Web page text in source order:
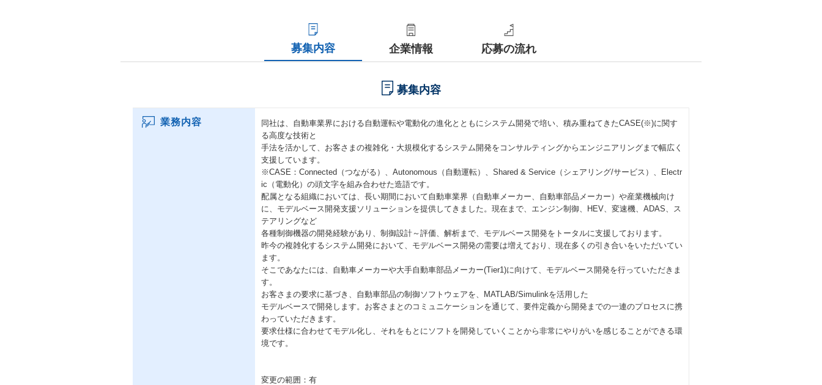
募集内容 企業情報 応募の流れ
募集内容
業務内容
同社は、自動車業界における自動運転や電動化の進化とともにシステム開発で培い、積み重ねてきたCASE(※)に関す
る高度な技術と
手法を活かして、お客さまの複雑化・大規模化するシステム開発をコンサルティングからエンジニアリングまで幅広く
支援しています。
※CASE：Connected（つながる）、Autonomous（自動運転）、Shared & Service（シェアリング/サービス）、Electr
ic（電動化）の頭文字を組み合わせた造語です。
配属となる組織においては、長い期間において自動車業界（自動車メーカー、自動車部品メーカー）や産業機械向け
に、モデルベース開発支援ソリューションを提供してきました。現在まで、エンジン制御、HEV、変速機、ADAS、ス
テアリングなど
各種制御機器の開発経験があり、制御設計～評価、解析まで、モデルベース開発をトータルに支援しております。
昨今の複雑化するシステム開発において、モデルベース開発の需要は増えており、現在多くの引き合いをいただいてい
ます。
そこであなたには、自動車メーカーや大手自動車部品メーカー(Tier1)に向けて、モデルベース開発を行っていただきま
す。
お客さまの要求に基づき、自動車部品の制御ソフトウェアを、MATLAB/Simulinkを活用した
モデルベースで開発します。お客さまとのコミュニケーションを通じて、要件定義から開発までの一連のプロセスに携
わっていただきます。
要求仕様に合わせてモデル化し、それをもとにソフトを開発していくことから非常にやりがいを感じることができる環
境です。
変更の範囲：有